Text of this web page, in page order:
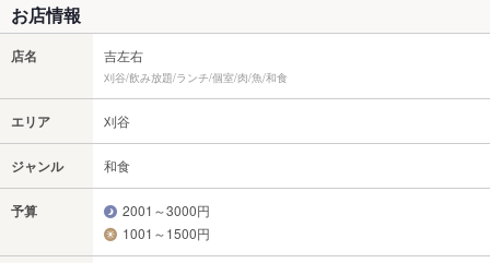
お店情報
店名 吉左右
刈谷/飲み放題/ランチ/個室/肉/魚/和食
エリア 刈谷
ジャンル 和食
予算
2001～3000円
1001～1500円